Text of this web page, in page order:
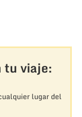
tu viaje:
lugar del